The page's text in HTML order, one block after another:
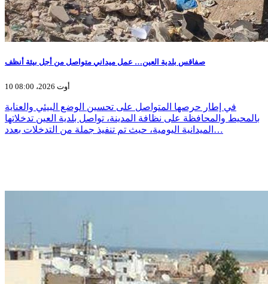
صفاقس بلدية العين… عمل ميداني متواصل من أجل بيئة أنظف
10 أوت 2026، 08:00
في إطار حرصها المتواصل على تحسين الوضع البيئي والعناية
بالمحيط والمحافظة على نظافة المدينة، تواصل بلدية العين تدخلاتها
الميدانية اليومية، حيث تم تنفيذ جملة من التدخلات بعدد…